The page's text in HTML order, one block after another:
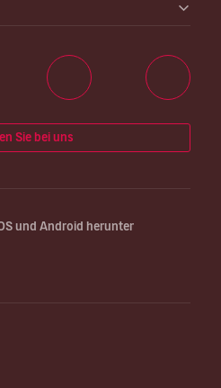
Sie bei uns
und Android herunter